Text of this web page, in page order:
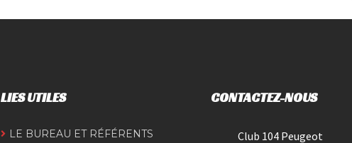
LIES UTILES
LE BUREAU ET RÉFÉRENTS
CONTACTEZ-NOUS
Club 104 Peugeot